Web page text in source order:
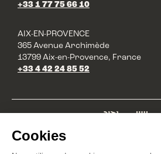
+33 1 77 75 66 10
AIX-EN-PROVENCE
365 Avenue Archimède
13799 Aix-en-Provence, France
+33 4 42 24 85 52
Mindoza. Tous